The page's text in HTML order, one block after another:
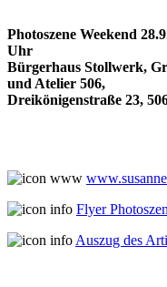
Photoszene Weekend
Uhr
Bürgerhaus Stollwerk,
und Atelier 506,
Dreikönigenstraße 23,
Flyer
Auszug des